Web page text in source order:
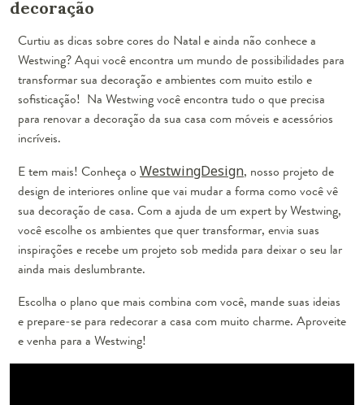
decoração
Curtiu as dicas sobre cores do Natal e ainda não conhece a
Westwing? Aqui você encontra um mundo de possibilidades para
transformar sua decoração e ambientes com muito estilo e
sofisticação! Na Westwing você encontra tudo o que precisa
para renovar a decoração da sua casa com móveis e acessórios
incríveis.
E tem mais! Conheça o WestwingDesign, nosso projeto de
design de interiores online que vai mudar a forma como você vê
sua decoração de casa. Com a ajuda de um expert by Westwing,
você escolhe os ambientes que quer transformar, envia suas
inspirações e recebe um projeto sob medida para deixar o seu lar
ainda mais deslumbrante.
Escolha o plano que mais combina com você, mande suas ideias
e prepare-se para redecorar a casa com muito charme. Aproveite
e venha para a Westwing!